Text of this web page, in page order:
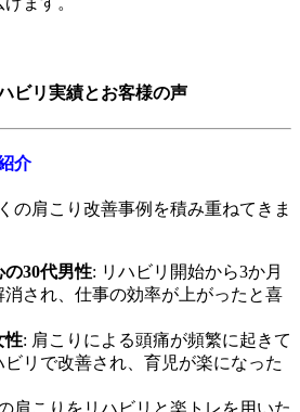
ビリ実績とお客様の声
介
の肩こり改善事例を積み重ねてきま
30代男性: リハビリ開始から3か月
消され、仕事の効率が上がったと喜
性: 肩こりによる頭痛が頻繁に起きて
リで改善され、育児が楽になった